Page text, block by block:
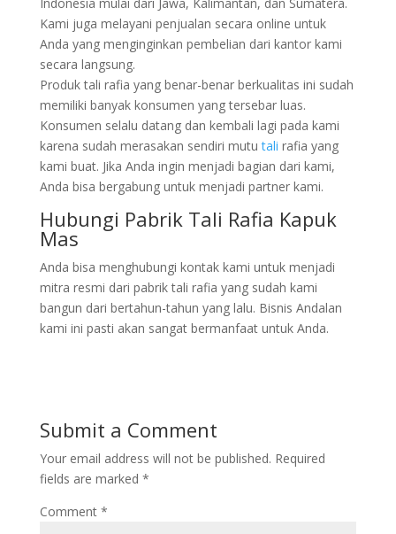
Kami juga melayani penjualan secara online untuk
Anda yang menginginkan pembelian dari kantor kami
secara langsung.
Produk tali rafia yang benar-benar berkualitas ini sudah
memiliki banyak konsumen yang tersebar luas.
Konsumen selalu datang dan kembali lagi pada kami
karena sudah merasakan sendiri mututali rafia yang
kami buat. Jika Anda ingin menjadi bagian dari kami,
Anda bisa bergabung untuk menjadi partner kami.
Hubungi Pabrik Tali Rafia Kapuk
Mas
Anda bisa menghubungi kontak kami untuk menjadi
mitra resmi dari pabrik tali rafia yang sudah kami
bangun dari bertahun-tahun yang lalu. Bisnis Andalan
kami ini pasti akan sangat bermanfaat untuk Anda.
Submit a Comment
Your email address will not be published. Required
fields are marked *
Comment *